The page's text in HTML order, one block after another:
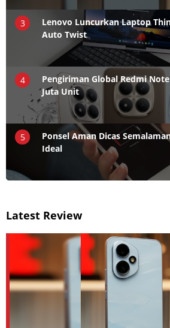
3
Lenovo Luncurkan Laptop
Auto Twist
4
Pengiriman Global Redmi
Juta Unit
5
Ponsel Aman Dicas
Ideal
Latest Review